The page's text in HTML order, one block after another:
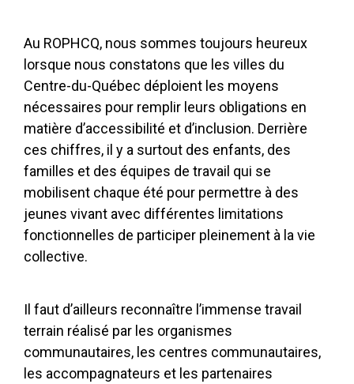
Au ROPHCQ, nous sommes toujours heureux
lorsque nous constatons que les villes du
Centre-du-Québec déploient les moyens
nécessaires pour remplir leurs obligations en
matière d’accessibilité et d’inclusion. Derrière
ces chiffres, il y a surtout des enfants, des
familles et des équipes de travail qui se
mobilisent chaque été pour permettre à des
jeunes vivant avec différentes limitations
fonctionnelles de participer pleinement à la vie
collective.
Il faut d’ailleurs reconnaître l’immense travail
terrain réalisé par les organismes
communautaires, les centres communautaires,
les accompagnateurs et les partenaires